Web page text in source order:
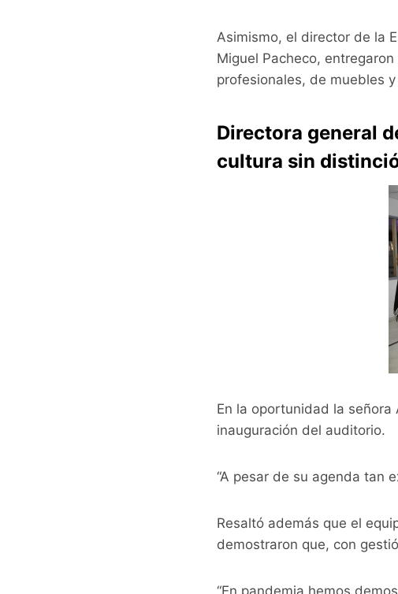
Asimismo, el director de la
Miguel Pacheco,
profesionales, de muebles
Directora general
cultura sin
En la oportunidad la
inauguración del auditorio.
“A pesar de su agenda tan
Resaltó además que el
demostraron que, con